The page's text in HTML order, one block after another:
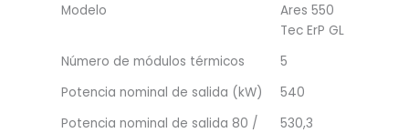
Modelo
Ares 550
Tec ErP GL
Número de módulos térmicos
5
Potencia nominal de salida (kW)
540
Potencia nominal de salida 80 /
530,3